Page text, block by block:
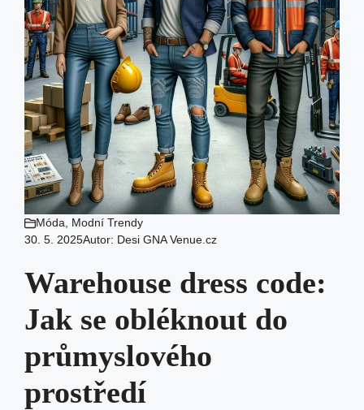
Móda
Modní Trendy
30. 5. 2025Autor: Desi GNA Venue.cz
Warehouse dress code:
Jak se obléknout do
průmyslového
prostředí